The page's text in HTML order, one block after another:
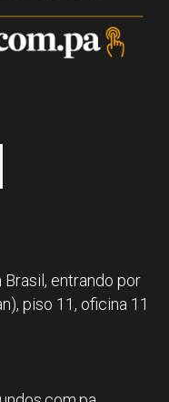
entrando por
piso 11, oficina 11